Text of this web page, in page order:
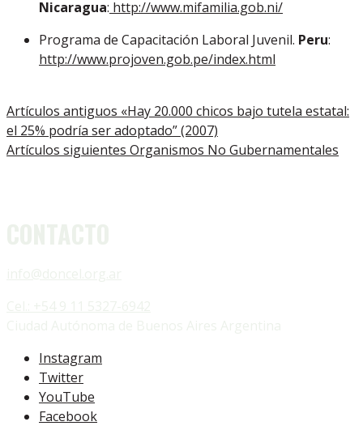
Nicaragua: http://www.mifamilia.gob.ni/
Programa de Capacitación Laboral Juvenil. Peru:
http://www.projoven.gob.pe/index.html
Artículos antiguos «Hay 20.000 chicos bajo tutela estatal:
el 25% podría ser adoptado” (2007)
Artículos siguientes Organismos No Gubernamentales
Instagram
Twitter
YouTube
Facebook